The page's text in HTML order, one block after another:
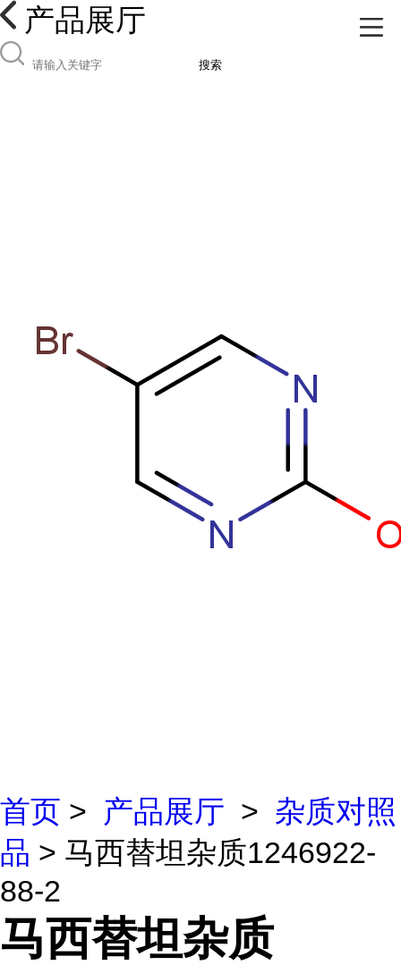
产品展厅
搜索
首页 > 产品展厅 > 杂质对照
品 > 马西替坦杂质1246922-
88-2
马西替坦杂质